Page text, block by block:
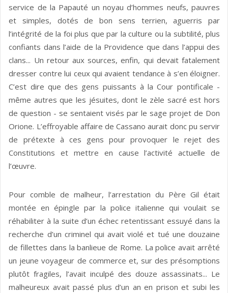
service de la Papauté un noyau d’hommes neufs, pauvres
et simples, dotés de bon sens terrien, aguerris par
l’intégrité de la foi plus que par la culture ou la sub­tilité, plus
confiants dans l’aide de la Providence que dans l’appui des
clans... Un retour aux sources, enfin, qui devait fatalement
dresser contre lui ceux qui avaient tendance à s’en éloigner.
C’est dire que des gens puissants à la Cour pontificale -
même autres que les jésuites, dont le zèle sacré est hors
de question - se sentaient visés par le sage projet de Don
Orione. L’effroyable affaire de Cassano aurait donc pu servir
de prétexte à ces gens pour provoquer le rejet des
Constitutions et mettre en cause l’activité actuelle de
l’œuvre.
Pour comble de malheur, l’arrestation du Père Gil était
montée en épingle par la police italienne qui voulait se
réhabiliter à la suite d’un échec retentis­sant essuyé dans la
recherche d’un criminel qui avait violé et tué une douzaine
de fillettes dans la banlieue de Rome. La police avait arrêté
un jeune voyageur de commerce et, sur des présomptions
plutôt fragiles, l’avait inculpé des douze assassinats... Le
malheureux avait passé plus d’un an en prison et subi les